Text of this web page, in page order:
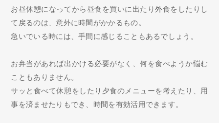
お昼休憩になってから昼食を買いに出たり外食をしたりし
て戻るのは、意外に時間がかかるもの。
急いでいる時には、手間に感じることもあるでしょう。
お弁当があれば出かける必要がなく、何を食べようか悩む
こともありません。
サッと食べて休憩をしたり夕食のメニューを考えたり、用
事を済ませたりもでき、時間を有効活用できます。